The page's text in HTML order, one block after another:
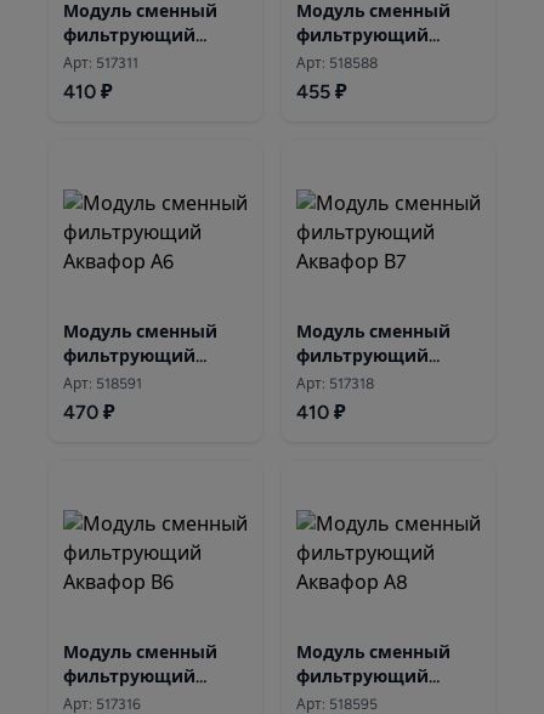
Модуль сменный
фильтрующий
Аквафор В5
Арт: 517311
410 ₽
Модуль сменный
фильтрующий
Аквафор А5
Арт: 518588
455 ₽
Модуль сменный
фильтрующий
Аквафор А6
Арт: 518591
470 ₽
Модуль сменный
фильтрующий
Аквафор В7
Арт: 517318
410 ₽
Модуль сменный
фильтрующий
Аквафор В6
Арт: 517316
Модуль сменный
фильтрующий
Аквафор А8
Арт: 518595